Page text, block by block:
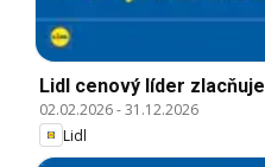
Lidl cenový líder zlacňuje
02.02.2026-31.12.2026
Lidl